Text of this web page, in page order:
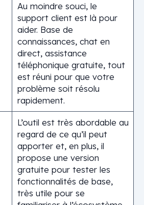
Au moindre souci, le
support client est là pour
aider. Base de
connaissances, chat en
direct, assistance
téléphonique gratuite, tout
est réuni pour que votre
problème soit résolu
rapidement.
L’outil est très abordable au
regard de ce qu’il peut
apporter et, en plus, il
propose une version
gratuite pour tester les
fonctionnalités de base,
très utile pour se